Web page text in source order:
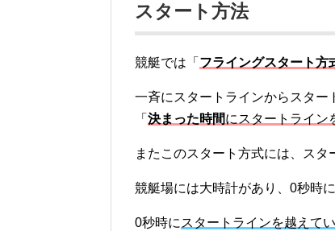
スタート方法
競艇では「 フライングスタート方
一斉にスタートラインからスター
「 決まった時間にスタートライン
またこのスタート方式には、スタ
競艇場には大時計があり、0秒時に
0秒時に スタートラインを越えて